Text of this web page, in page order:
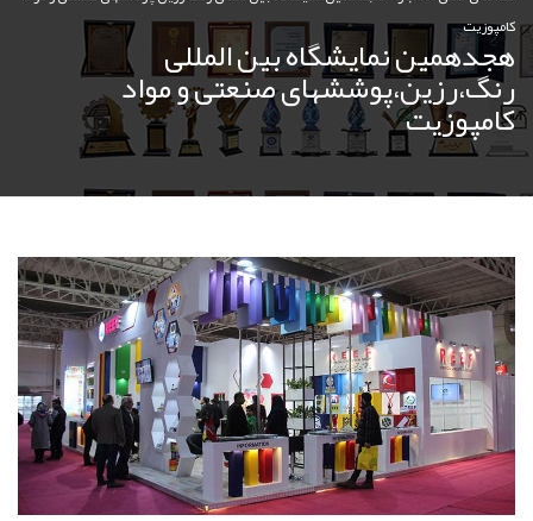
کامپوزیت
هجدهمین نمایشگاه بین المللی
رنگ،رزین،پوششهای صنعتی و مواد
کامپوزیت